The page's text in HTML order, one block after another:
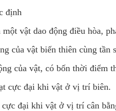
định
vật dao động điều hòa,
của vật biến thiên cùng tần
của vật, có bốn thời điểm
cực đại khi vật ở vị trí biên.
cực đại khi vật ở vị trí cân